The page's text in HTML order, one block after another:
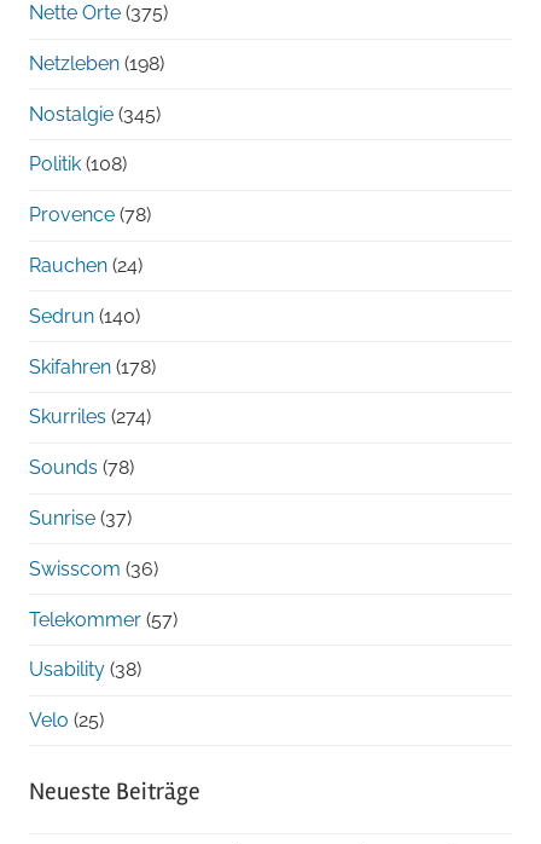
Nette Orte (375)
Netzleben (198)
Nostalgie (345)
Politik (108)
Provence (78)
Rauchen (24)
Sedrun (140)
Skifahren (178)
Skurriles (274)
Sounds (78)
Sunrise (37)
Swisscom (36)
Telekommer (57)
Usability (38)
Velo (25)
Neueste Beiträge